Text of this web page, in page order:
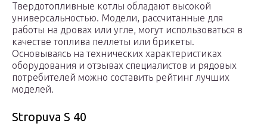
Твердотопливные котлы обладают высокой
универсальностью. Модели, рассчитанные для
работы на дровах или угле, могут использоваться в
качестве топлива пеллеты или брикеты.
Основываясь на технических характеристиках
оборудования и отзывах специалистов и рядовых
потребителей можно составить рейтинг лучших
моделей.
Stropuva S 40